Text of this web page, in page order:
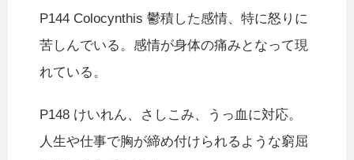
P144 Colocynthis 鬱積した感情、特に怒りに
苦しんでいる。感情が身体の痛みとなって現
れている。
P148 けいれん、さしこみ、うっ血に対応。
人生や仕事で胸が締め付けられるような窮屈